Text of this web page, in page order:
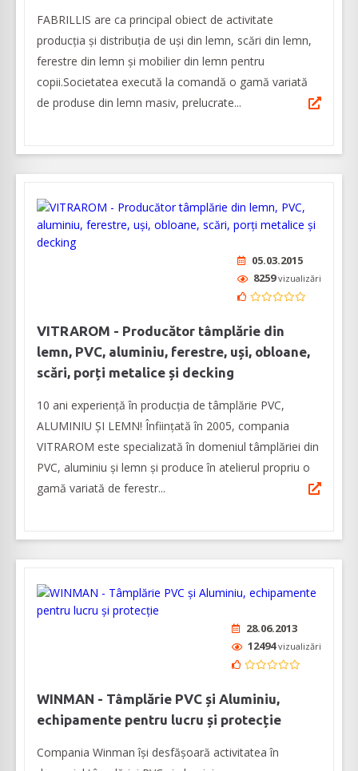
FABRILLIS are ca principal obiect de activitate
producția și distribuția de uși din lemn, scări din lemn,
ferestre din lemn și mobilier din lemn pentru
copii.Societatea execută la comandă o gamă variată
de produse din lemn masiv, prelucrate...
05.03.2015
8259vizualizări
VITRAROM - Producător tâmplărie din
lemn, PVC, aluminiu, ferestre, uși, obloane,
scări, porți metalice și decking
10 ani experiență în producția de tâmplărie PVC,
ALUMINIU ȘI LEMN! Înființată în 2005, compania
VITRAROM este specializată în domeniul tâmplăriei din
PVC, aluminiu și lemn și produce în atelierul propriu o
gamă variată de ferestr...
28.06.2013
12494vizualizări
WINMAN - Tâmplărie PVC și Aluminiu,
echipamente pentru lucru și protecție
Compania Winman își desfășoară activitatea în